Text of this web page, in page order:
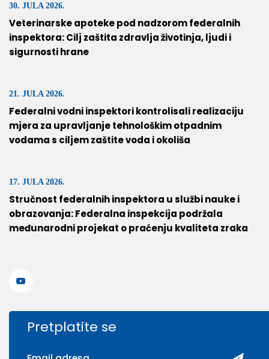
30. JULA 2026.
Veterinarske apoteke pod nadzorom federalnih
inspektora: Cilj zaštita zdravlja životinja, ljudi i
sigurnosti hrane
21. JULA 2026.
Federalni vodni inspektori kontrolisali realizaciju
mjera za upravljanje tehnološkim otpadnim
vodama s ciljem zaštite voda i okoliša
17. JULA 2026.
Stručnost federalnih inspektora u službi nauke i
obrazovanja: Federalna inspekcija podržala
međunarodni projekat o praćenju kvaliteta zraka
Pretplatite se